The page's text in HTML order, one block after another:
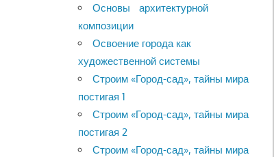
Основы архитектурной
композиции
Освоение города как
художественной системы
Строим «Город-сад», тайны мира
постигая 1
Строим «Город-сад», тайны мира
постигая 2
Строим «Город-сад», тайны мира